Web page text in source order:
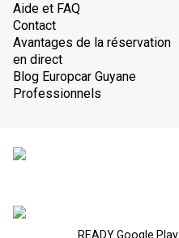
Aide et FAQ
Contact
Avantages de la réservation
en direct
Blog Europcar Guyane
Professionnels
READY Google Play